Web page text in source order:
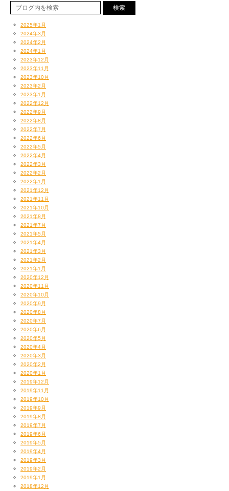
2025年1月
2024年3月
2024年2月
2024年1月
2023年12月
2023年11月
2023年10月
2023年2月
2023年1月
2022年12月
2022年9月
2022年8月
2022年7月
2022年6月
2022年5月
2022年4月
2022年3月
2022年2月
2022年1月
2021年12月
2021年11月
2021年10月
2021年8月
2021年7月
2021年5月
2021年4月
2021年3月
2021年2月
2021年1月
2020年12月
2020年11月
2020年10月
2020年9月
2020年8月
2020年7月
2020年6月
2020年5月
2020年4月
2020年3月
2020年2月
2020年1月
2019年12月
2019年11月
2019年10月
2019年9月
2019年8月
2019年7月
2019年6月
2019年5月
2019年4月
2019年3月
2019年2月
2019年1月
2018年12月